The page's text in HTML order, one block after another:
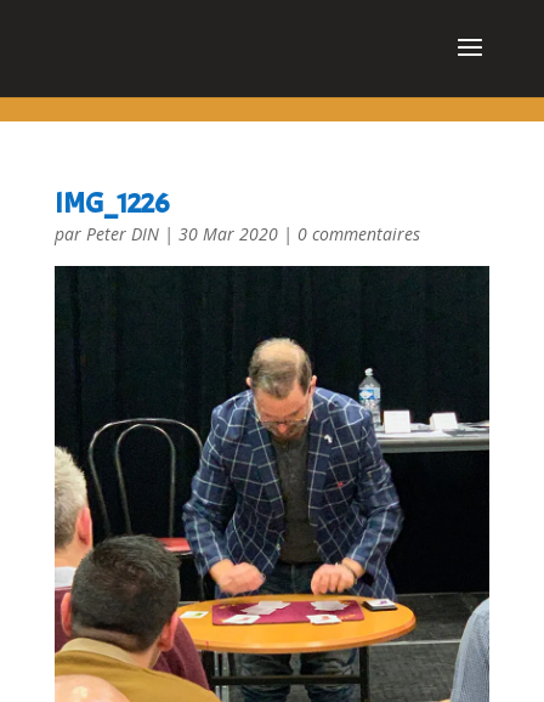
IMG_1226
par Peter DIN| 30 Mar 2020| 0 commentaires